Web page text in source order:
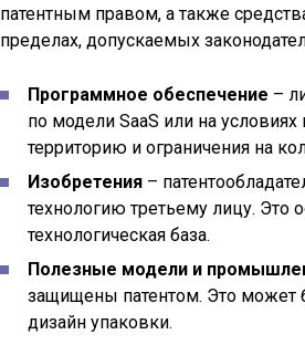
патентным правом, а также
пределах, допускаемых
Программное обеспечение –
по модели SaaS или на
территорию и ограничения на
Изобретения –
технологию третьему лицу. Это
технологическая база.
Полезные модели и
защищены патентом. Это может
дизайн упаковки.